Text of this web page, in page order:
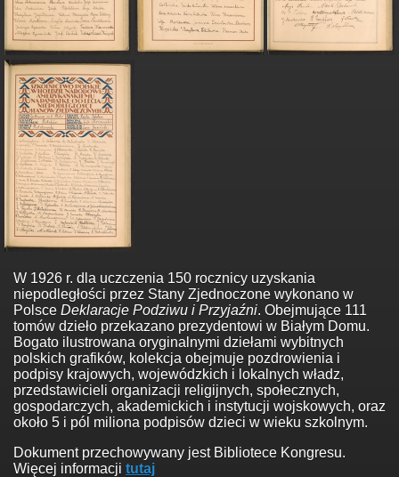
W 1926 r. dla uczczenia 150 rocznicy uzyskania
niepodległości przez Stany Zjednoczone wykonano w
Polsce Deklaracje Podziwu i Przyjaźni. Obejmujące 111
tomów dzieło przekazano prezydentowi w Białym Domu.
Bogato ilustrowana oryginalnymi dziełami wybitnych
polskich grafików, kolekcja obejmuje pozdrowienia i
podpisy krajowych, wojewódzkich i lokalnych władz,
przedstawicieli organizacji religijnych, społecznych,
gospodarczych, akademickich i instytucji wojskowych, oraz
około 5 i pól miliona podpisów dzieci w wieku szkolnym.
Dokument przechowywany jest Bibliotece Kongresu.
Więcej informacji tutaj